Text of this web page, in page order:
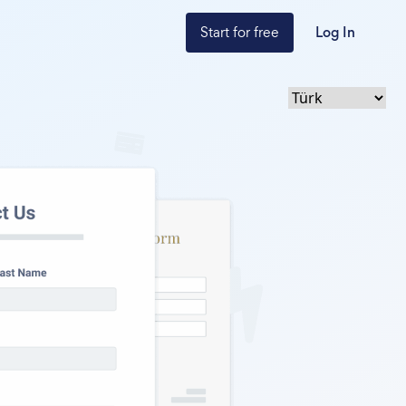
Start for free Log In